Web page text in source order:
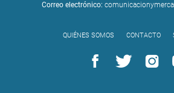
Correo electrónico:
QUIÉNES SOMOS CONTACTO